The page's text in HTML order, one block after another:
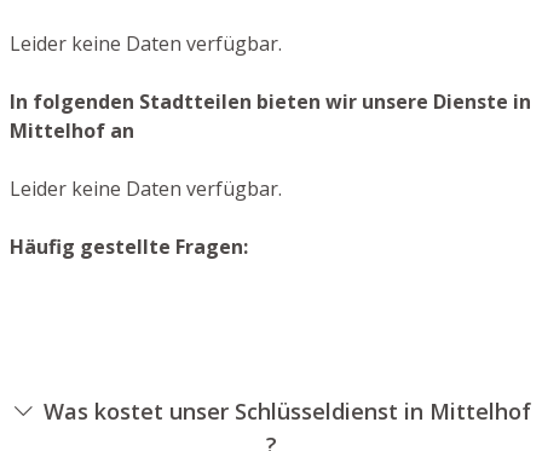
Leider keine Daten verfügbar.
In folgenden Stadtteilen bieten wir unsere Dienste in
Mittelhof an
Leider keine Daten verfügbar.
Häufig gestellte Fragen:
Was kostet unser Schlüsseldienst in Mittelhof
?